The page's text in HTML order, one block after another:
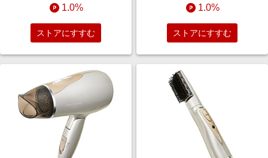
1.0%
ストアにすすむ
1.0%
ストアにすすむ